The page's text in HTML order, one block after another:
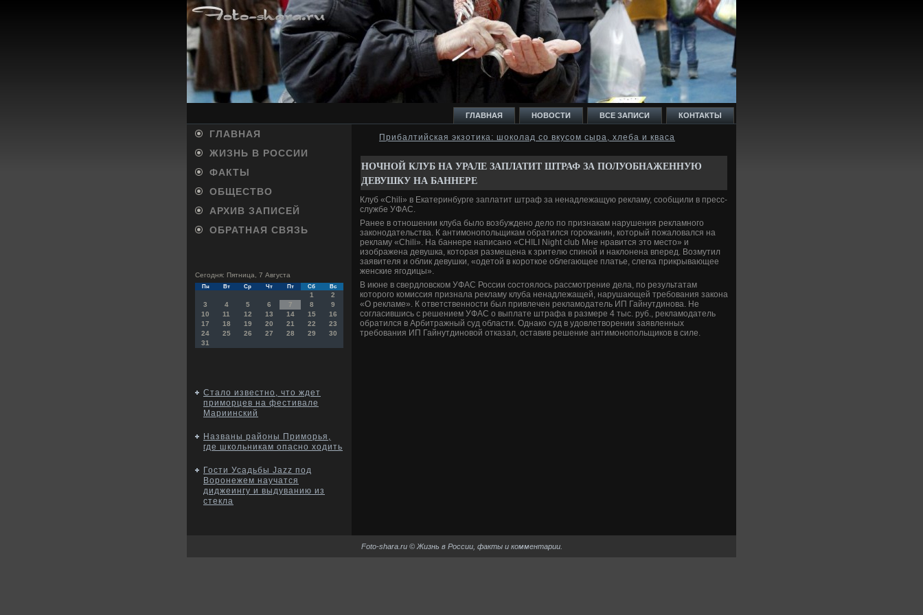
ГЛАВНАЯ НОВОСТИ ВСЕ ЗАПИСИ КОНТАКТЫ
ГЛАВНАЯ
ЖИЗНЬ В РОССИИ
ФАКТЫ
ОБЩЕСТВО
АРХИВ ЗАПИСЕЙ
ОБРАТНАЯ СВЯЗЬ
Сегодня: Пятница, 7 Августа
Пн Вт Ср Чт Пт Сб Вс
1
2
3
4 5 6 7 8
9
10
11 12 13 14 15
16
17
18 19 20 21 22
23
24
25 26 27 28 29
30
31
Стало известно, что ждет
приморцев на фестивале
Мариинский
Названы районы Приморья,
где школьникам опасно ходить
Гости Усадьбы Jazz под
Воронежем научатся
диджеингу и выдуванию из
стекла
Прибалтийская экзотика: шоколад со вкусом сыра, хлеба и кваса
НОЧНОЙ КЛУБ НА УРАЛЕ ЗАПЛАТИТ ШТРАФ ЗА ПОЛУОБНАЖЕННУЮ
ДЕВУШКУ НА БАННЕРЕ
Клуб «Chili» в Екатеринбурге заплатит штраф за ненадлежащую рекламу, сообщили в пресс-
службе УФАС.
Ранее в отношении клуба было возбуждено дело по признакам нарушения рекламного
законодательства. К антимонопольщикам обратился горожанин, который пожаловался на
рекламу «Chili». На баннере написано «CHILI Night club Мне нравится это место» и
изображена девушка, которая размещена к зрителю спиной и наклонена вперед. Возмутил
заявителя и облик девушки, «одетой в короткое облегающее платье, слегка прикрывающее
женские ягодицы».
В июне в свердловском УФАС России состоялось рассмотрение дела, по результатам
которого комиссия признала рекламу клуба ненадлежащей, нарушающей требования закона
«О рекламе». К ответственности был привлечен рекламодатель ИП Гайнутдинова. Не
согласившись с решением УФАС о выплате штрафа в размере 4 тыс. руб., рекламодатель
обратился в Арбитражный суд области. Однако суд в удовлетворении заявленных
требования ИП Гайнутдиновой отказал, оставив решение антимонопольщиков в силе.
Foto-shara.ru © Жизнь в России, факты и комментарии.